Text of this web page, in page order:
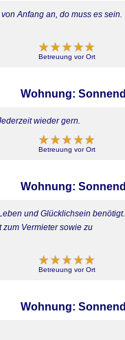
Anfang an, do muss es sein.
Betreuung vor Ort
Wohnung:
wieder gern.
Betreuung vor Ort
Wohnung:
und Glücklichsein benötigt.
Vermieter sowie zu
Betreuung vor Ort
Wohnung: